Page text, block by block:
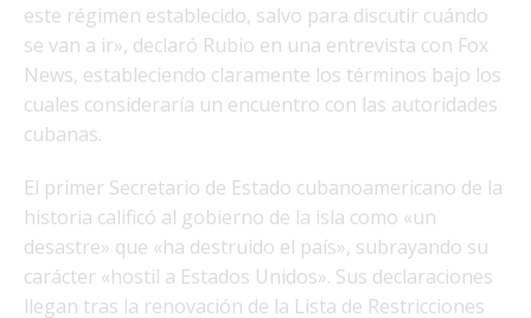
este régimen establecido, salvo para discutir cuándo
se van a ir», declaró Rubio en una entrevista con Fox
News, estableciendo claramente los términos bajo los
cuales consideraría un encuentro con las autoridades
cubanas.
El primer Secretario de Estado cubanoamericano de la
historia calificó al gobierno de la isla como «un
desastre» que «ha destruido el país», subrayando su
carácter «hostil a Estados Unidos». Sus declaraciones
llegan tras la renovación de la Lista de Restricciones